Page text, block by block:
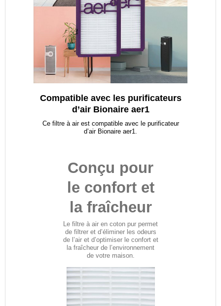
Compatible avec les purificateurs
d’air Bionaire aer1
Ce filtre à air est compatible avec le purificateur
d’air Bionaire aer1.
Conçu pour
le confort et
la fraîcheur
Le filtre à air en coton pur permet
de filtrer et d’éliminer les odeurs
de l’air et d’optimiser le confort et
la fraîcheur de l’environnement
de votre maison.